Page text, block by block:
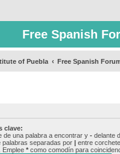
Free Spanish
of Puebla Free Spanish
clave:
de una palabra a encontrar y - delante
palabras separadas por | entre
Emplee * como comodín para